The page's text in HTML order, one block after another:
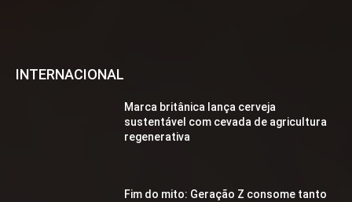
INTERNACIONAL
Marca britânica lança cerveja
sustentável com cevada de agricultura
regenerativa
Fim do mito: Geração Z consome tanto